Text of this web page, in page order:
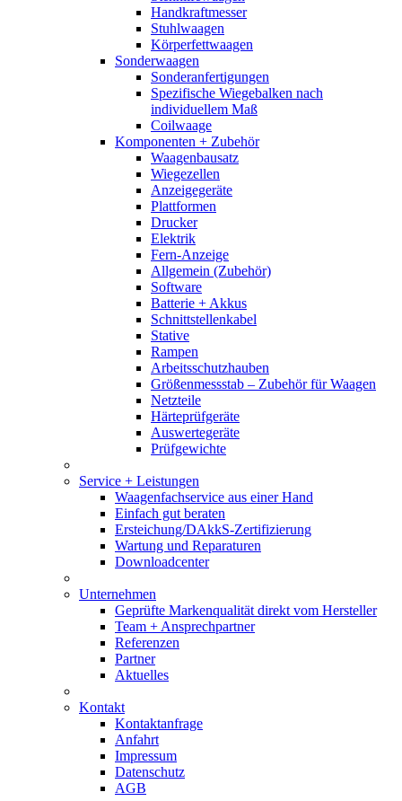
Handkraftmesser
Stuhlwaagen
Körperfettwaagen
Sonderwaagen
Sonderanfertigungen
Spezifische Wiegebalken nach
individuellem Maß
Coilwaage
Komponenten + Zubehör
Waagenbausatz
Wiegezellen
Anzeigegeräte
Plattformen
Drucker
Elektrik
Fern-Anzeige
Allgemein (Zubehör)
Software
Batterie + Akkus
Schnittstellenkabel
Stative
Rampen
Arbeitsschutzhauben
Größenmessstab – Zubehör für Waagen
Netzteile
Härteprüfgeräte
Auswertegeräte
Prüfgewichte
Service + Leistungen
Waagenfachservice aus einer Hand
Einfach gut beraten
Ersteichung/DAkkS-Zertifizierung
Wartung und Reparaturen
Downloadcenter
Unternehmen
Geprüfte Markenqualität direkt vom Hersteller
Team + Ansprechpartner
Referenzen
Partner
Aktuelles
Kontakt
Kontaktanfrage
Anfahrt
Impressum
Datenschutz
AGB